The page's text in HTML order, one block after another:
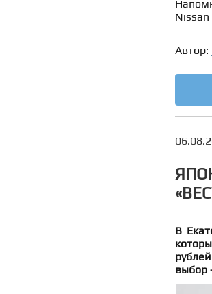
Nissan
Автор:
В
выбор